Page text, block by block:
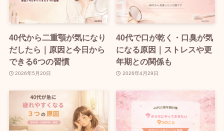
40代から二重顎が気になり
だしたら｜原因と今日から
できる6つの習慣
2026年5月20日
40代で口が乾く・口臭が気
になる原因｜ストレスや更
年期との関係も
2026年4月29日